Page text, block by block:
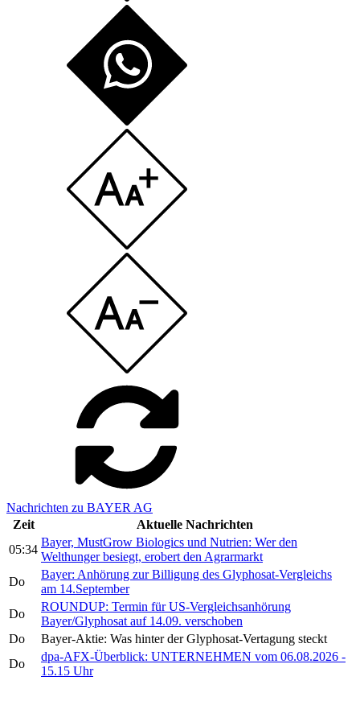
Nachrichten zu BAYER AG
Zeit
Aktuelle Nachrichten
05:34
Bayer, MustGrow Biologics und Nutrien: Wer den
Welthunger besiegt, erobert den Agrarmarkt
Do
Bayer: Anhörung zur Billigung des Glyphosat-Vergleichs
am 14.September
Do
ROUNDUP: Termin für US-Vergleichsanhörung
Bayer/Glyphosat auf 14.09. verschoben
Do
Bayer-Aktie: Was hinter der Glyphosat-Vertagung steckt
Do
dpa-AFX-Überblick: UNTERNEHMEN vom 06.08.2026 -
15.15 Uhr